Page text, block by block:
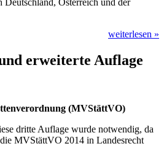
weiterlesen »
erweiterte Auflage
(MVStättVO)
dritte Auflage wurde notwendig, da
MVStättVO 2014 in Landesrecht